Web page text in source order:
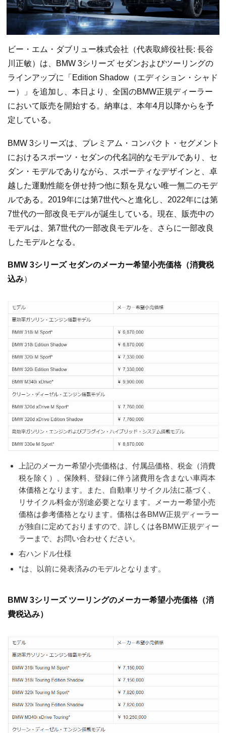
ビー・エム・ダブリュー株式会社（代表取締役社長: 長谷
川正敏）は、BMW 3シリーズ セダンおよびツーリングの
ラインアップに「Edition Shadow（エディション・シャド
ー）」を追加し、本日より、全国のBMW正規ディーラー
において販売を開始する。納車は、本年4月以降からを予
定している。
BMW 3シリーズは、プレミアム・コンパクト・セグメント
におけるスポーツ・セダンの代名詞的なモデルであり、セ
ダン・モデルでありながら、スポーティなデザインと、卓
越した運動性能を併せ持つ他に類を見ない唯一無二のモデ
ルである。2019年には第7世代へと進化し、2022年には第
7世代の一部改良モデルが誕生している。現在、販売中の
モデルは、第7世代の一部改良モデルを、さらに一部改良
したモデルとなる。
BMW 3シリーズ セダンのメーカー希望小売価格（消費税
込み）
上記のメーカー希望小売価格は、付属品価格、税金（消費
税を除く）、保険料、登録に伴う諸費用を含まない車両本
体価格となります。また、自動車リサイクル法に基づく、
リサイクル料金が別途必要となります。メーカー希望小売
価格は参考価格となります。価格は各BMW正規ディーラー
が独自に定めておりますので、詳しくは各BMW正規ディー
ラーまで、お問い合わせください。
右ハンドル仕様
*は、以前に発表済みのモデルとなります。
BMW 3シリーズ ツーリングのメーカー希望小売価格（消
費税込み）